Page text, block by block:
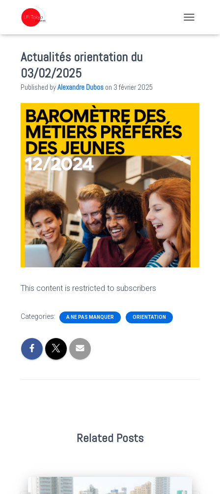
Actualités orientation du
03/02/2025
Published byAlexandre Dubos on 3 février 2025
This content is restricted to subscribers
Categories: A NE PAS MANQUER ORIENTATION
Related Posts